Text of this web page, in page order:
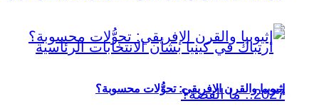
إثيوبيا والقرن الإفريقي: تحوُّلات محسوبة؟